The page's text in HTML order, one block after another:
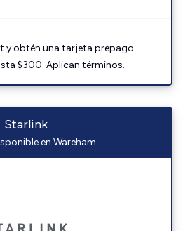
y obtén una tarjeta prepago
$300. Aplican términos.
Starlink
en Wareham